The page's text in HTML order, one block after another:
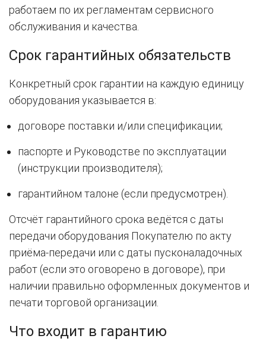
работаем по их регламентам сервисного
обслуживания и качества.
Срок гарантийных обязательств
Конкретный срок гарантии на каждую единицу
оборудования указывается в:
договоре поставки и/или спецификации;
паспорте и Руководстве по эксплуатации
(инструкции производителя);
гарантийном талоне (если предусмотрен).
Отсчёт гарантийного срока ведётся с даты
передачи оборудования Покупателю по акту
приёма-передачи или с даты пусконаладочных
работ (если это оговорено в договоре), при
наличии правильно оформленных документов и
печати торговой организации.
Что входит в гарантию